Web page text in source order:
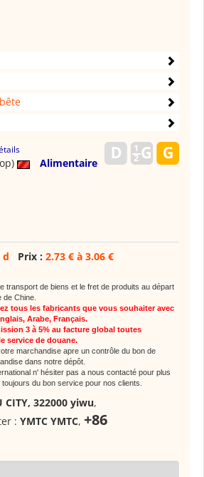
Alimentaire
d Prix : 2.73 € à 3.06 €
transport de biens et le fret de produits au départ
de Chine.
tous les fabricants que vous souhaiter avec
Arabe, Français.
3 à 5% au facture global toutes
service de douane.
marchandise apre un contrôle du bon de
dans notre dépôt .
n' hésiter pas a nous contacté pour plus
du bon service pour nos clients.
CITY, 322000 yiwu,
: YMTC YMTC, +86